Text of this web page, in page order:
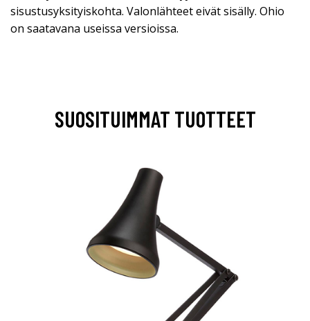
sisustusyksityiskohta. Valonlähteet eivät sisälly. Ohio
on saatavana useissa versioissa.
SUOSITUIMMAT TUOTTEET